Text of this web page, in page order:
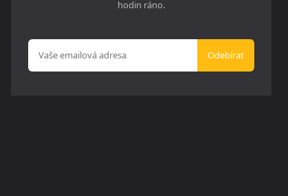
hodin ráno.
Odebírat